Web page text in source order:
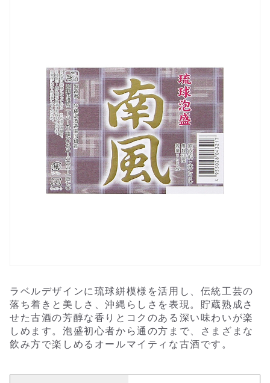
ラベルデザインに琉球絣模様を活用し、伝統工芸の
落ち着きと美しさ、沖縄らしさを表現。貯蔵熟成さ
せた古酒の芳醇な香りとコクのある深い味わいが楽
しめます。泡盛初心者から通の方まで、さまざまな
飲み方で楽しめるオールマイティな古酒です。